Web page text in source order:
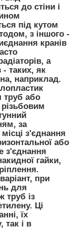
до стіни і
під кутом
з іншого -
кранів
а
- таких, як
наприклад.
труб або
за
з'єднання
або
з'єднання
гайки,
при
для
труб із
Ці
їх
так і в